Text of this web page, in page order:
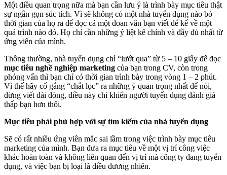
Một điều quan trọng nữa mà bạn cần lưu ý là trình bày mục tiêu thật
sự ngắn gọn súc tích. Vì sẽ không có một nhà tuyển dụng nào bỏ
thời gian của họ ra để đọc cả một đoan văn bạn viết để kể về một
quá trình nào đó. Họ chỉ cần những ý liệt kê chính và đầy đủ nhất từ
ứng viên của mình.
Thông thường, nhà tuyển dụng chỉ “lướt qua” từ 5 – 10 giây để đọc
mục tiêu nghề nghiệp marketing của bạn trong CV, còn trong
phỏng vấn thì bạn chỉ có thời gian trình bày trong vòng 1 – 2 phút.
Vì thế hãy cố gắng “chắt lọc” ra những ý quan trọng nhất để nói,
đừng viết dài dòng, điều này chỉ khiến người tuyển dụng đánh giá
thấp bạn hơn thôi.
Mục tiêu phải phù hợp với sự tìm kiếm của nhà tuyển dụng
Sẽ có rất nhiều ứng viên mắc sai lầm trong việc trình bày mục tiêu
marketing của mình. Bạn đưa ra mục tiêu về một vị trí công việc
khác hoàn toàn và không liên quan đến vị trí mà công ty đang tuyển
dụng, và việc bạn bị loại là điều đương nhiên.